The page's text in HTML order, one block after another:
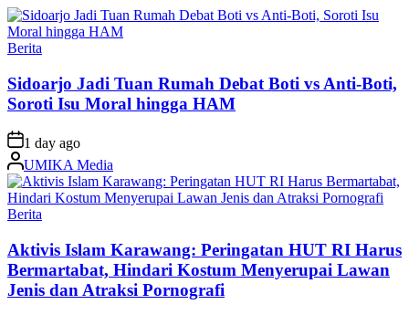
Posted
Berita
Sidoarjo Jadi Tuan Rumah Debat Boti vs Anti-Boti,
Soroti Isu Moral hingga HAM
on 1 day ago
Posted
by
UMIKA Media
Posted
Berita
Aktivis Islam Karawang: Peringatan HUT RI Harus
Bermartabat, Hindari Kostum Menyerupai Lawan
Jenis dan Atraksi Pornografi